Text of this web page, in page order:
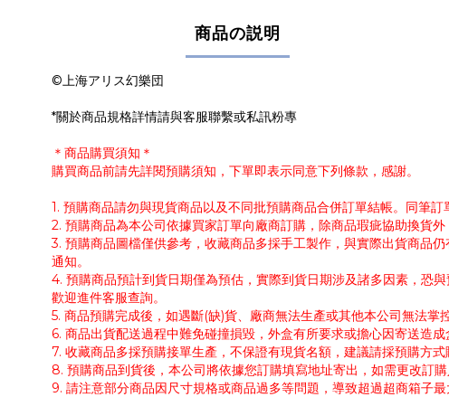
商品の説明
©上海アリス幻樂団
*關於商品規格詳情請與客服聯繫或私訊粉專
＊商品購買須知＊
購買商品前請先詳閱預購須知，下單即表示同意下列條款，感謝。
1. 預購商品請勿與現貨商品以及不同批預購商品合併訂單結帳。同筆
2. 預購商品為本公司依據買家訂單向廠商訂購，除商品瑕疵協助換貨
3. 預購商品圖檔僅供參考，收藏商品多採手工製作，與實際出貨商品
通知。
4. 預購商品預計到貨日期僅為預估，實際到貨日期涉及諸多因素，恐
歡迎進件客服查詢。
5. 商品預購完成後，如遇斷(缺)貨、廠商無法生產或其他本公司無法掌
6. 商品出貨配送過程中難免碰撞損毀，外盒有所要求或擔心因寄送造成
7. 收藏商品多採預購接單生產，不保證有現貨名額，建議請採預購方
8. 預購商品到貨後，本公司將依據您訂購填寫地址寄出，如需更改訂
9. 請注意部分商品因尺寸規格或商品過多等問題，導致超過超商箱子